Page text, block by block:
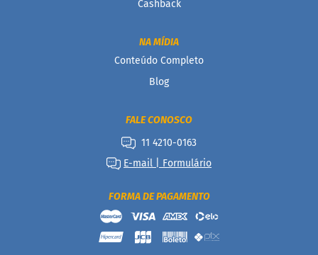
Cashback
NA MÍDIA
Conteúdo Completo
Blog
FALE CONOSCO
11 4210-0163
E-mail | Formulário
FORMA DE PAGAMENTO